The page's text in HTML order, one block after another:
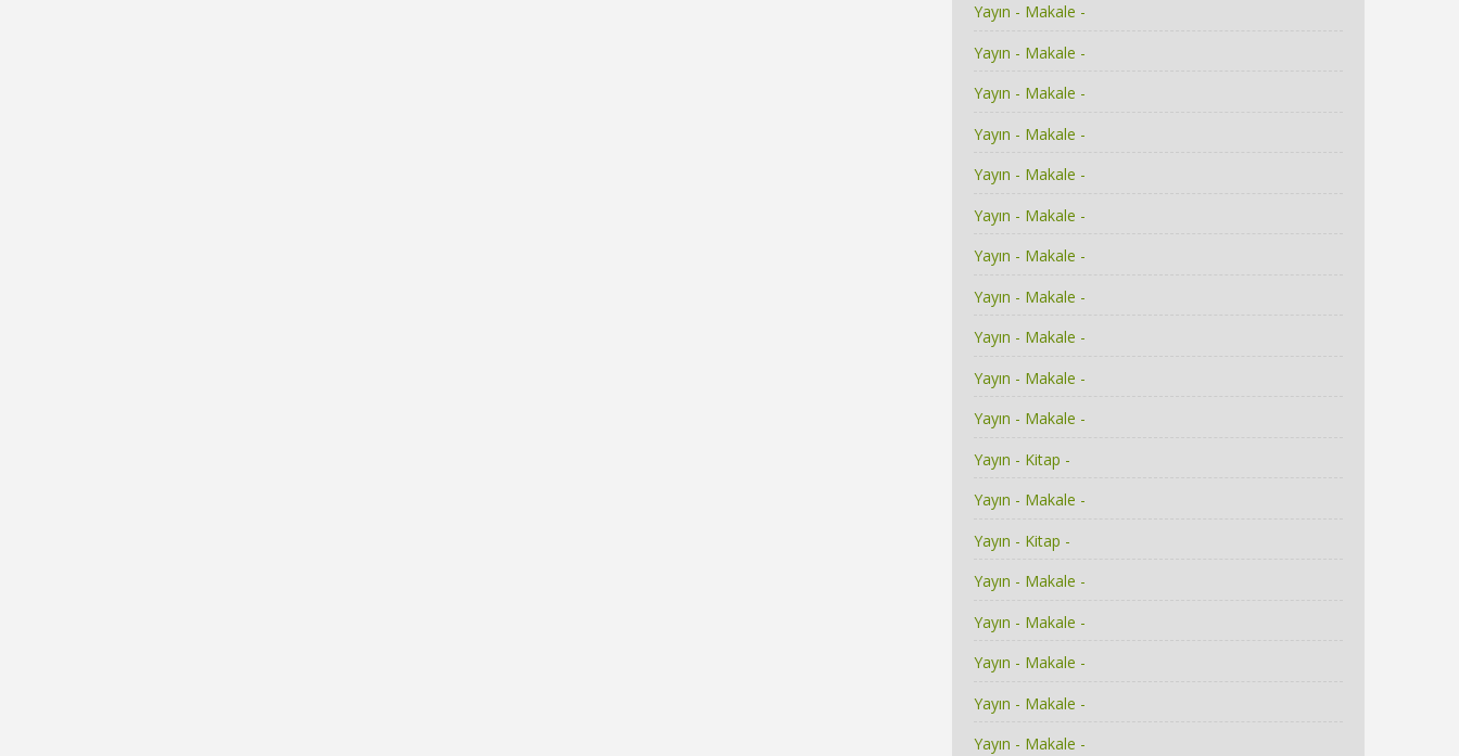
Yayın - Makale -
Yayın - Makale -
Yayın - Makale -
Yayın - Makale -
Yayın - Makale -
Yayın - Makale -
Yayın - Makale -
Yayın - Makale -
Yayın - Makale -
Yayın - Makale -
Yayın - Makale -
Yayın - Kitap -
Yayın - Makale -
Yayın - Kitap -
Yayın - Makale -
Yayın - Makale -
Yayın - Makale -
Yayın - Makale -
Yayın - Makale -